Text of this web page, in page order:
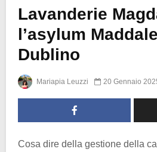
Lavanderie
l’asylum
Dublino
Mariapia Leuzzi 20 Gennaio
Cosa dire della gestione della